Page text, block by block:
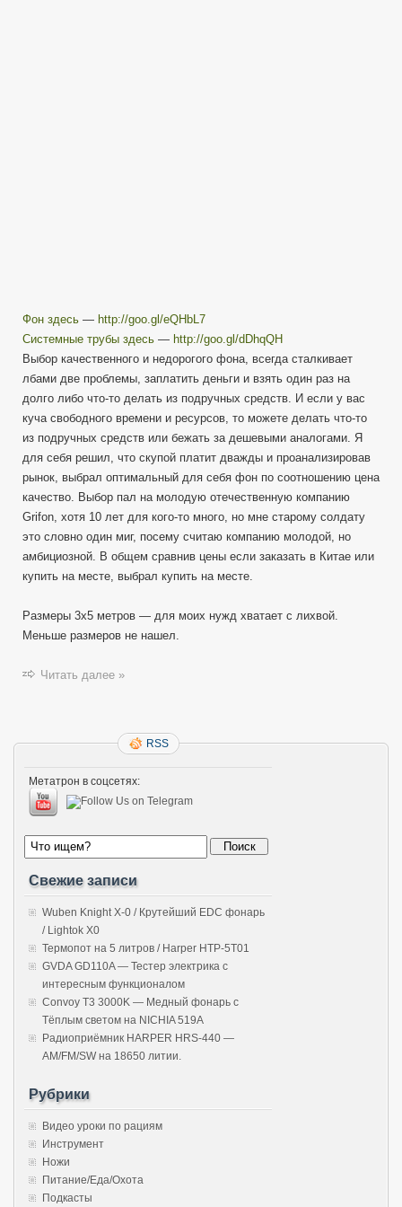
Фон здесь — http://goo.gl/eQHbL7
Системные трубы здесь — http://goo.gl/dDhqQH
Выбор качественного и недорогого фона, всегда сталкивает
лбами две проблемы, заплатить деньги и взять один раз на
долго либо что-то делать из подручных средств. И если у вас
куча свободного времени и ресурсов, то можете делать что-то
из подручных средств или бежать за дешевыми аналогами. Я
для себя решил, что скупой платит дважды и проанализировав
рынок, выбрал оптимальный для себя фон по соотношению цена
качество. Выбор пал на молодую отечественную компанию
Grifon, хотя 10 лет для кого-то много, но мне старому солдату
это словно один миг, посему считаю компанию молодой, но
амбициозной. В общем сравнив цены если заказать в Китае или
купить на месте, выбрал купить на месте.
Размеры 3х5 метров — для моих нужд хватает с лихвой.
Меньше размеров не нашел.
Читать далее »
RSS
Метатрон в соцсетях:
Свежие записи
Wuben Knight X-0 / Крутейший EDC фонарь
/ Lightok X0
Термопот на 5 литров / Harper HTP-5T01
GVDA GD110A — Тестер электрика с
интересным функционалом
Convoy T3 3000K — Медный фонарь с
Тёплым светом на NICHIA 519A
Радиоприёмник HARPER HRS-440 —
AM/FM/SW на 18650 литии.
Рубрики
Видео уроки по рациям
Инструмент
Ножи
Питание/Еда/Охота
Подкасты